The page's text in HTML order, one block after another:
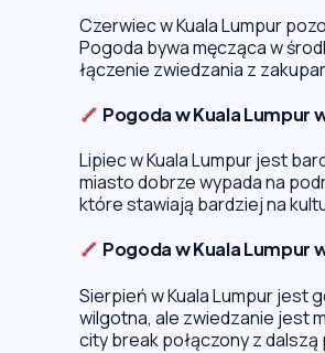
Czerwiec w Kuala Lumpur
Pogoda bywa męcząca w
łączenie zwiedzania z
Pogoda w Kuala Lumpur
Lipiec w Kuala Lumpur jest
miasto dobrze wypada na
które stawiają bardziej na
Pogoda w Kuala Lumpur
Sierpień w Kuala Lumpur jest
wilgotna, ale zwiedzanie jest
city break połączony z